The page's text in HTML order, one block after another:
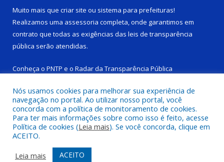
Muito mais que criar site ou sistema para prefeituras!
Realizamos uma assessoria completa, onde garantimos em
contrato que todas as exigências das leis de transparência
pública serão atendidas.
Conheça o PNTP e o Radar da Transparência Pública
Todos os direitos reservados a Câmara Municipal de Ponta de
Pedras.
Mapa do Site
Acessar Área Administrativa
Nós usamos cookies para melhorar sua experiência de
navegação no portal. Ao utilizar nosso portal, você
concorda com a política de monitoramento de cookies.
Para ter mais informações sobre como isso é feito, acesse
Política de cookies (Leia mais). Se você concorda, clique em
ACEITO.
Leia mais
ACEITO